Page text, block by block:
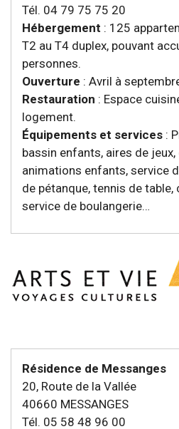
Tél. 04 79 75 75 20
Hébergement : 125
T2 au T4 duplex, pouvant
personnes.
Ouverture : Avril à
Restauration : Espace
logement.
Équipements et services :
bassin enfants, aires de
animations enfants, service
de pétanque, tennis de table,
service de boulangerie…
Résidence de Messanges
20, Route de la Vallée
40660 MESSANGES
Tél. 05 58 48 96 00